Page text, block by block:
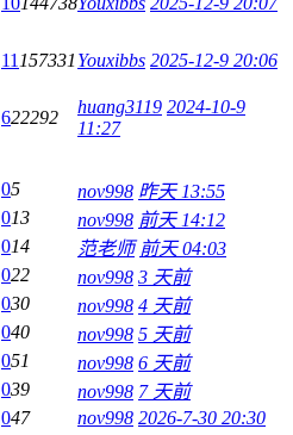
11 157331 Youxibbs 2025-12-9 20:06
622292
huang3119 2024-10-9
11:27
05 nov998 昨天 13:55
013 nov998 前天 14:12
014 范老师 前天 04:03
022 nov998 3 天前
030 nov998 4 天前
040 nov998 5 天前
051 nov998 6 天前
039 nov998 7 天前
047 nov998 2026-7-30 20:30